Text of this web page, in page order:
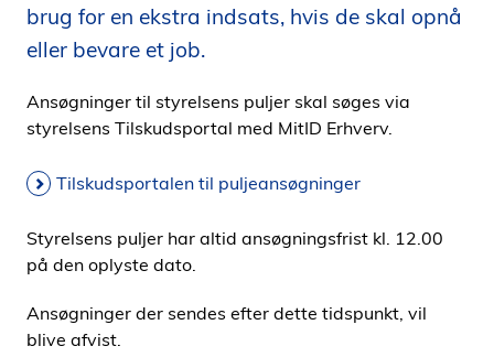
e
brug for en ekstra indsats, hvis de skal opnå
eller bevare et job.
Ansøgninger til styrelsens puljer skal søges via
styrelsens Tilskudsportal med MitID Erhverv.
Tilskudsportalen til puljeansøgninger
Styrelsens puljer har altid ansøgningsfrist kl. 12.00
på den oplyste dato.
Ansøgninger der sendes efter dette tidspunkt, vil
blive afvist.